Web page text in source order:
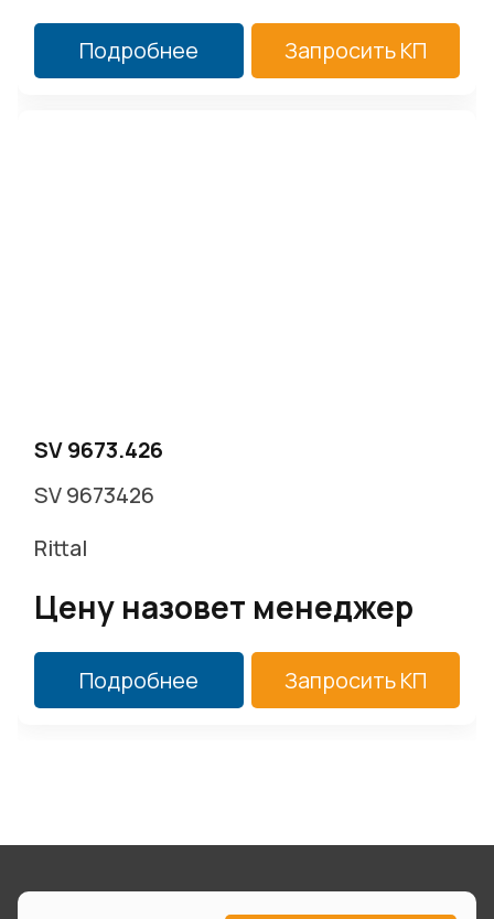
Подробнее Запросить КП
SV 9673.426
SV 9673426
Rittal
Цену назовет менеджер
Подробнее Запросить КП